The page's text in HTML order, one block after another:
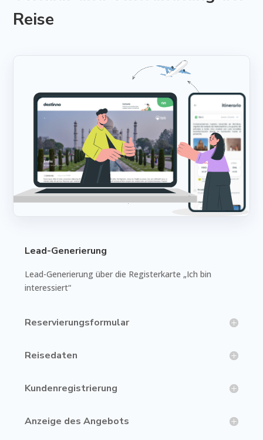
Reise
Lead-Generierung
Lead-Generierung über die Registerkarte „Ich bin
interessiert“
Reservierungsformular
Reisedaten
Kundenregistrierung
Anzeige des Angebots